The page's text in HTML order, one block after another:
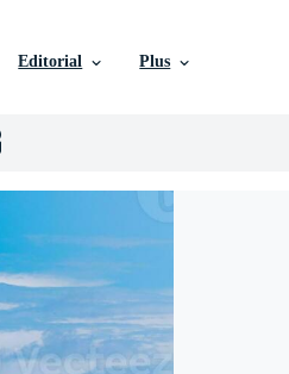
Editorial Plus